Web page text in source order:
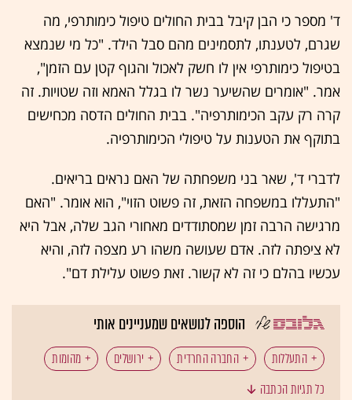
ד' מספר כי הבן קיבל בבית החולים טיפול כימותרפי, מה
שגרם, לטענתו, לתסמינים מהם סבל הילד. "כל מי שנמצא
בטיפול כימותרפי אין לו חשק לאכול והגוף קטן עם הזמן",
אמר. "אומרים שהשיער נשר לו בגלל האמא וזה שטויות. זה
קרה רק עקב הכימותרפיה". בבית החולים הדסה מכחישים
בתוקף את הטענות על טיפולי הכימותרפיה.
לדברי ד', שאר בני משפחתה של האם נראים בריאים.
"התעללו במשפחה הזאת, זה פשוט הזוי", הוא אומר. "האם
מרגישה הרבה זמן שמסתודדים מאחורי הגב שלה, אבל היא
לא ציפתה לזה. אדם שעושה משהו רע מצפה לזה, והיא
עכשיו בהלם כי זה לא קשור. זאת פשוט עלילת דם".
הוספה לנושאים שמעניינים אותי
התעללות החברה החרדית ירושלים
מהומות
כל תגיות הכתבה